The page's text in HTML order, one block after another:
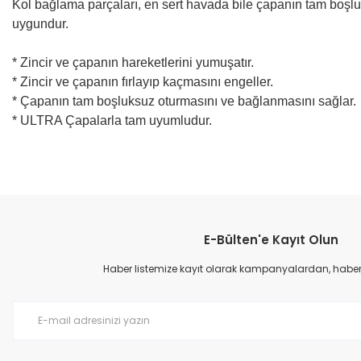
Kol bağlama parçaları, en sert havada bile çapanın tam
uygundur.
* Zincir ve çapanın hareketlerini yumuşatır.
* Zincir ve çapanın fırlayıp kaçmasını engeller.
* Çapanın tam boşluksuz oturmasını ve bağlanmasını sağlar.
* ULTRA Çapalarla tam uyumludur.
Ürün resmi kalitesiz, bozuk veya görüntülenemiyor.
Ürün açıklamasında eksik bilgiler bulunuyor.
E-Bülten'e Kayıt Olun
Haber listemize kayıt olarak kampanyalardan,